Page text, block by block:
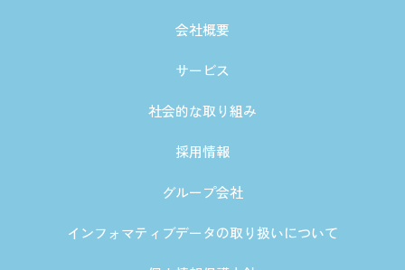
会社概要
サービス
社会的な取り組み
採用情報
グループ会社
インフォマティブデータの取り扱いについて